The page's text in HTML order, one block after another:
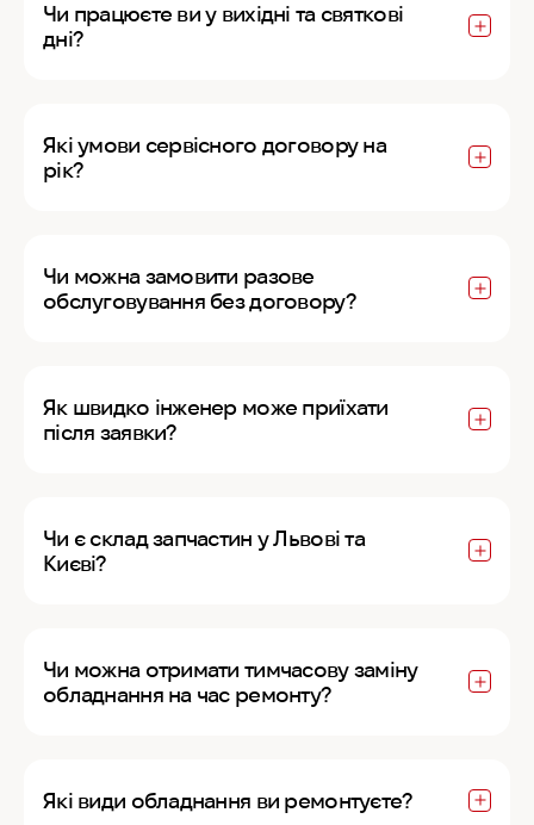
Чи працюєте ви у вихідні та святкові
дні?
Які умови сервісного договору на
рік?
Чи можна замовити разове
обслуговування без договору?
Як швидко інженер може приїхати
після заявки?
Чи є склад запчастин у Львові та
Києві?
Чи можна отримати тимчасову заміну
обладнання на час ремонту?
Які види обладнання ви ремонтуєте?